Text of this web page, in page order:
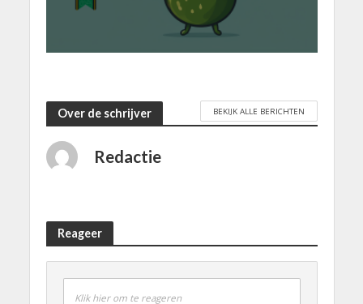
Over de schrijver BEKIJK ALLE BERICHTEN
Redactie
Reageer
Klik hier om te reageren